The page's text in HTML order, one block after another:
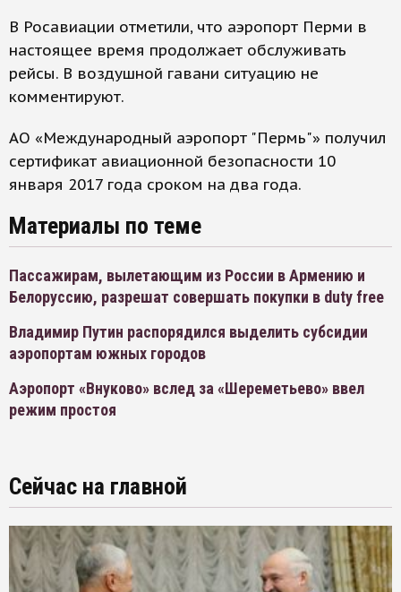
В Росавиации отметили, что аэропорт Перми в
настоящее время продолжает обслуживать
рейсы. В воздушной гавани ситуацию не
комментируют.
АО «Международный аэропорт "Пермь"» получил
сертификат авиационной безопасности 10
января 2017 года сроком на два года.
Материалы по теме
Пассажирам, вылетающим из России в Армению и
Белоруссию, разрешат совершать покупки в duty free
Владимир Путин распорядился выделить субсидии
аэропортам южных городов
Аэропорт «Внуково» вслед за «Шереметьево» ввел
режим простоя
Сейчас на главной